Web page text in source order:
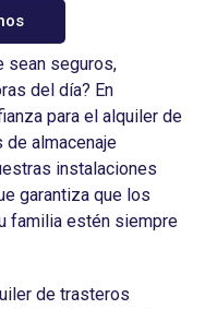
sean seguros,
del día? En
para el alquiler de
almacenaje
instalaciones
garantiza que los
familia estén siempre
de trasteros